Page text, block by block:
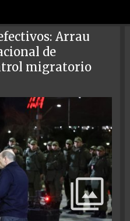
Arrau
de
migratorio